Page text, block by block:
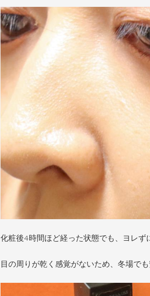
化粧後4時間ほど経った状態でも、ヨレず
目の周りが乾く感覚がないため、冬場で